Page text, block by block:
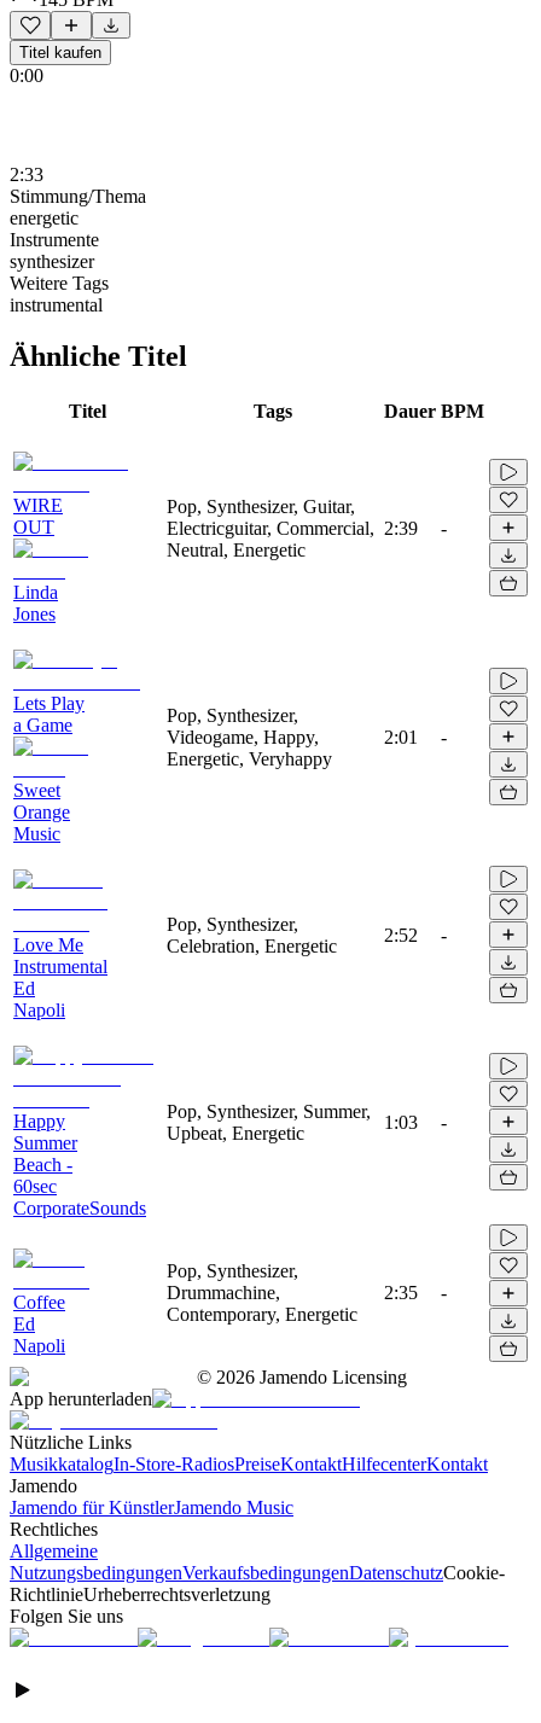
Titel kaufen
0:00
2:33
Stimmung/Thema
energetic
Instrumente
synthesizer
Weitere Tags
instrumental
Ähnliche Titel
Titel Tags Dauer BPM
WIRE
OUT
Linda
Jones
Pop, Synthesizer, Guitar,
Electricguitar, Commercial,
Neutral, Energetic
2:39 -
Lets Play
a Game
Sweet
Orange
Music
Pop, Synthesizer,
Videogame, Happy,
Energetic, Veryhappy
2:01 -
Love Me
Instrumental
Ed
Napoli
Pop, Synthesizer,
Celebration, Energetic
2:52 -
Happy
Summer
Beach -
60sec
CorporateSounds
Pop, Synthesizer, Summer,
Upbeat, Energetic
1:03 -
Coffee
Ed
Napoli
Pop, Synthesizer,
Drummachine,
Contemporary, Energetic
2:35 -
© 2026 Jamendo Licensing
App herunterladen
Nützliche Links
MusikkatalogIn-Store-RadiosPreiseKontaktHilfecenterKontakt
Jamendo
Jamendo für KünstlerJamendo Music
Rechtliches
Allgemeine
NutzungsbedingungenVerkaufsbedingungenDatenschutzCookie-
RichtlinieUrheberrechtsverletzung
Folgen Sie uns